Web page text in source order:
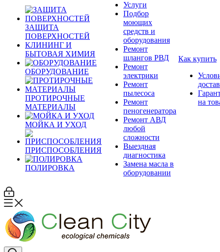
ЗАЩИТА
ПОВЕРХНОСТЕЙ
КЛИНИНГ И
БЫТОВАЯ ХИМИЯ
ОБОРУДОВАНИЕ
ПРОТИРОЧНЫЕ
МАТЕРИАЛЫ
МОЙКА И УХОД
ПРИСПОСОБЛЕНИЯ
ПОЛИРОВКА
Услуги
Подбор
моющих
средств и
оборудования
Ремонт
шлангов РВД
Ремонт
электрики
Ремонт
пылесоса
Ремонт
пеногенератора
Ремонт АВД
любой
сложности
Выездная
диагностика
Замена масла в
оборудовании
Как купить
на